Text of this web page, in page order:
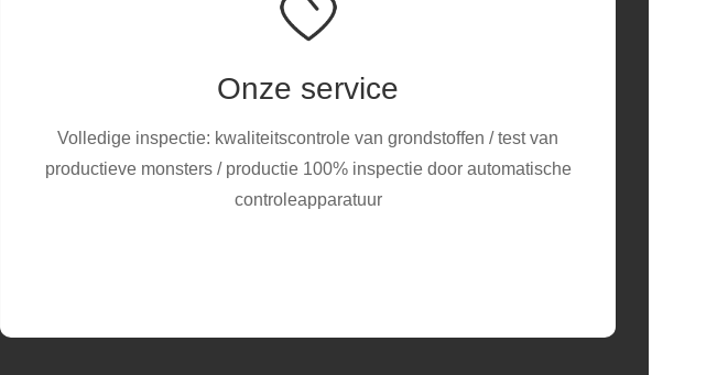
Onze service
Volledige inspectie: kwaliteitscontrole van grondstoffen / test van
productieve monsters / productie 100% inspectie door automatische
controleapparatuur